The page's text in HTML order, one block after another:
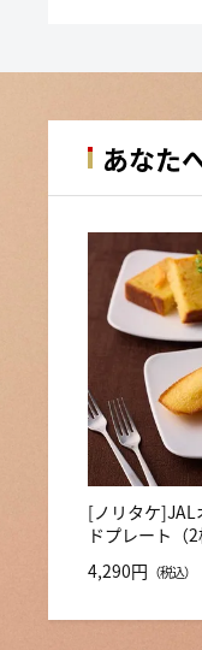
あなた
[ノリタケ]JAL
ドプレート（2
4,290円 （税込）